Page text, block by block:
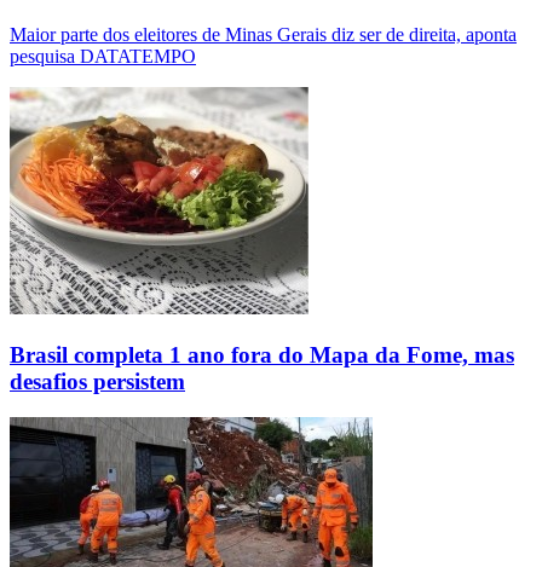
Maior parte dos eleitores de Minas Gerais diz ser de direita, aponta
pesquisa DATATEMPO
Brasil completa 1 ano fora do Mapa da Fome, mas
desafios persistem